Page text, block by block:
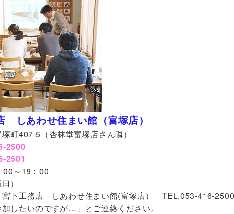
しあわせ住まい館（富塚店）
町407-5（杏林堂富塚店さん隣）
2500
2501
～19：00
）
宮下工務店 しあわせ住まい館(富塚店） TEL.053-416-2500
加したいのですが…」とご連絡ください。